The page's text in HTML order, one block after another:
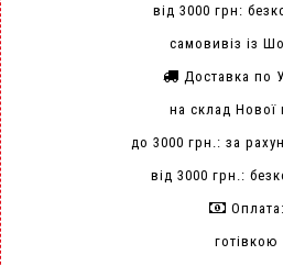
від 3000 грн:
самовивіз із
Доставка по
на склад Нової
до 3000 грн.: за
від 3000 грн.:
Оплата:
готівкою